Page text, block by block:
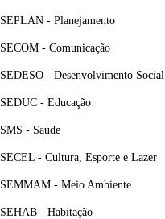
SEPLAN - Planejamento
SECOM - Comunicação
SEDESO - Desenvolvimento Social
SEDUC - Educação
SMS - Saúde
SECEL - Cultura, Esporte e Lazer
SEMMAM - Meio Ambiente
SEHAB - Habitação